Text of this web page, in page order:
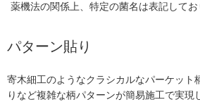
薬機法の関係上、特定の菌名は表記してお
パターン貼り
寄木細工のようなクラシカルなパーケット
りなど複雑な柄パターンが簡易施工で実現